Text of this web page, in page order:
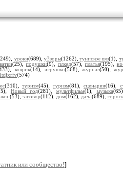
уроки(689), у3зоры(1262),туниское вяз(1),
(25),подушки(9), плкед(57), платья(195),
коврик(14), игрушки(568), журнал(50),
ltdjxrfv(574)
(310), туризм(45),туризм(81),сценарии(16),
Новый год(281),мультфильм(1), музыка
(53), заговор(112), дом(162), дача(689),
или сообщество!]